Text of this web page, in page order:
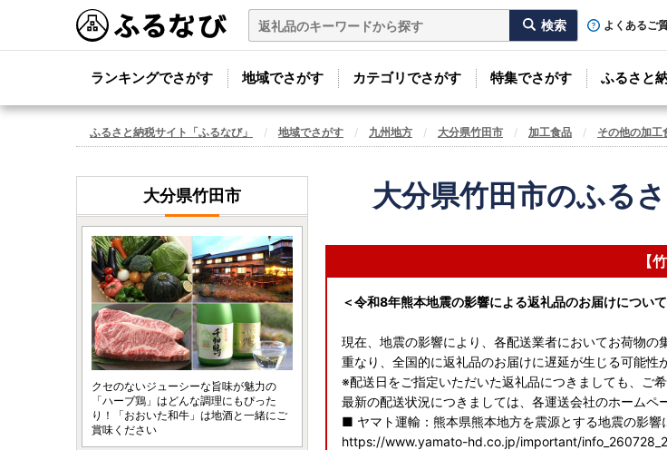
よくあるご
ランキングでさがす 地域でさがす カテゴリでさがす 特集でさがす ふるさと
ふるさと納税サイト「ふるなび」 地域でさがす 九州地方 大分県竹田市 加工食品 その他の加工
大分県竹田市のふる
【
＜令和8年熊本地震の影響による返礼品のお届けについて
現在、地震の影響により、各配送業者においてお荷物
重なり、全国的に返礼品のお届けに遅延が生じる可能性
※配送日をご指定いただいた返礼品につきましても、ご
最新の配送状況につきましては、各運送会社のホームペ
■ ヤマト運輸：熊本県熊本地方を震源とする地震の影響
https://www.yamato-hd.co.jp/important/
大分県竹田市
クセのないジューシーな旨味が魅力の
「ハーブ鶏」はどんな調理にもぴった
り！「おおいた和牛」は地酒と一緒にご
賞味ください